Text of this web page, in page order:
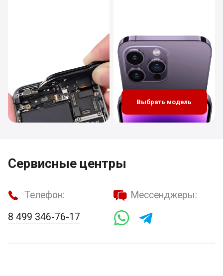
Выбрать модель
Сервисные центры
Телефон:
8 499 346-76-17
Мессенджеры: